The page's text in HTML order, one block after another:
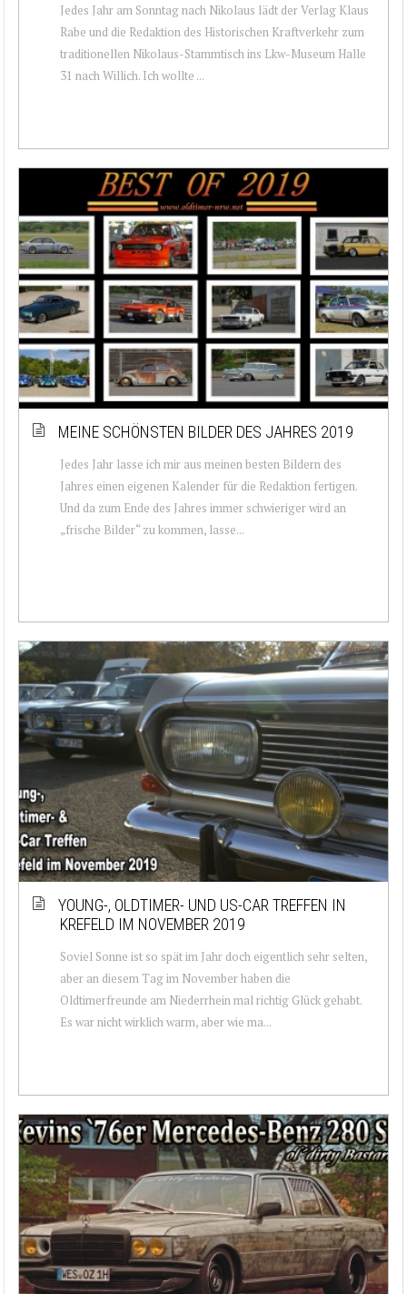
Jedes Jahr am Sonntag nach Nikolaus lädt der Verlag Klaus
Rabe und die Redaktion des Historischen Kraftverkehr zum
traditionellen Nikolaus-Stammtisch ins Lkw-Museum Halle
31 nach Willich. Ich wollte ...
MEINE SCHÖNSTEN BILDER DES JAHRES 2019
Jedes Jahr lasse ich mir aus meinen besten Bildern des
Jahres einen eigenen Kalender für die Redaktion fertigen.
Und da zum Ende des Jahres immer schwieriger wird an
„frische Bilder“ zu kommen, lasse...
YOUNG-, OLDTIMER- UND US-CAR TREFFEN IN
KREFELD IM NOVEMBER 2019
Soviel Sonne ist so spät im Jahr doch eigentlich sehr selten,
aber an diesem Tag im November haben die
Oldtimerfreunde am Niederrhein mal richtig Glück gehabt.
Es war nicht wirklich warm, aber wie ma...